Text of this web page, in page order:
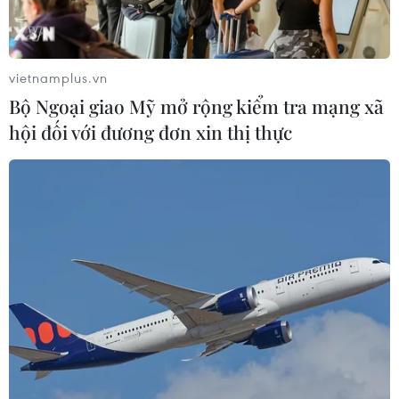
Xem thêm
Sở hữu trí tuệ
Quy định sử dụng
RSS
Hỗ trợ
Ngôn ngữ
TTXVN
vietnamplus.vn
Bộ Ngoại giao Mỹ mở rộng kiểm tra mạng xã
hội đối với đương đơn xin thị thực